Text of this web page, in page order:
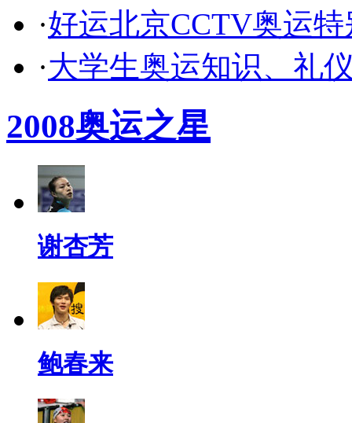
·好运北京CCTV奥运
·大学生奥运知识、礼
2008奥运之星
谢杏芳
鲍春来